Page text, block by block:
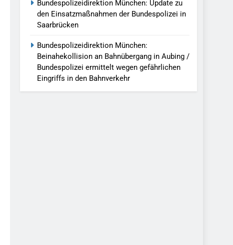
Bundespolizeidirektion München: Update zu
den Einsatzmaßnahmen der Bundespolizei in
Saarbrücken
Bundespolizeidirektion München:
Beinahekollision an Bahnübergang in Aubing /
Bundespolizei ermittelt wegen gefährlichen
Eingriffs in den Bahnverkehr